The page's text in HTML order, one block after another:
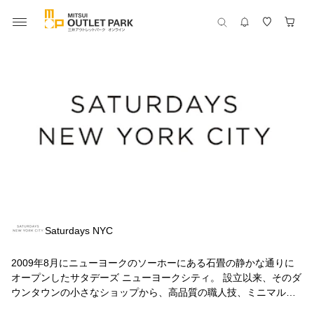
Saturdays NYC
2009年8月にニューヨークのソーホーにある石畳の静かな通りに
オープンしたサタデーズ ニューヨークシティ。 設立以来、そのダ
ウンタウンの小さなショップから、高品質の職人技、ミニマルで